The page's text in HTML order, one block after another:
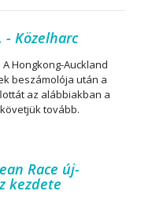
- Közelharc
Hongkong-Auckland
beszámolója után a
az alábbiakban a
tovább.
Race új-
kezdete